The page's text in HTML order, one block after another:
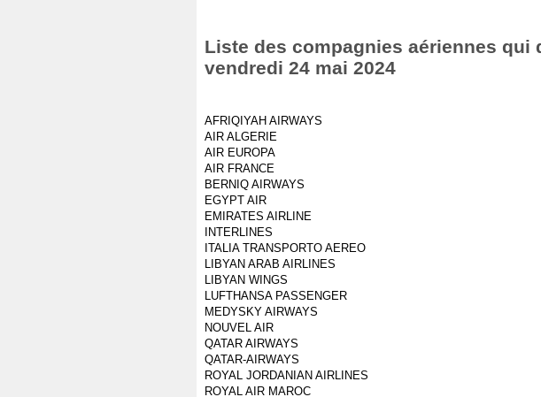
Liste des compagnies aériennes qui
vendredi 24 mai 2024
AFRIQIYAH AIRWAYS
AIR ALGERIE
AIR EUROPA
AIR FRANCE
BERNIQ AIRWAYS
EGYPT AIR
EMIRATES AIRLINE
INTERLINES
ITALIA TRANSPORTO AEREO
LIBYAN ARAB AIRLINES
LIBYAN WINGS
LUFTHANSA PASSENGER
MEDYSKY AIRWAYS
NOUVEL AIR
QATAR AIRWAYS
QATAR-AIRWAYS
ROYAL JORDANIAN AIRLINES
ROYAL AIR MAROC